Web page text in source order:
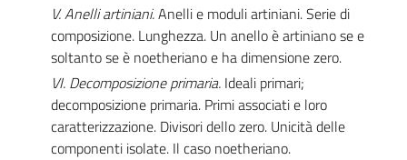
V. Anelli artiniani.Anelli e moduli artiniani. Serie di
composizione. Lunghezza. Un anello è artiniano se e
soltanto se è noetheriano e ha dimensione zero.
VI. Decomposizione primaria. Ideali primari;
decomposizione primaria. Primi associati e loro
caratterizzazione. Divisori dello zero. Unicità delle
componenti isolate. Il caso noetheriano.